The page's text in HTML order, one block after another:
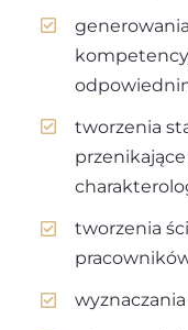
tworzenia
tworzenia